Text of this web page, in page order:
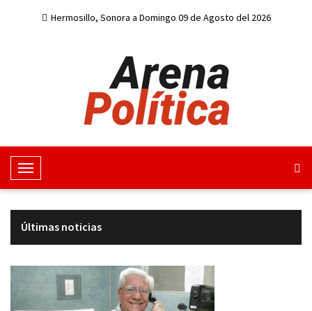
Hermosillo, Sonora a Domingo 09 de Agosto del 2026
M
e
u
Últimas noticias